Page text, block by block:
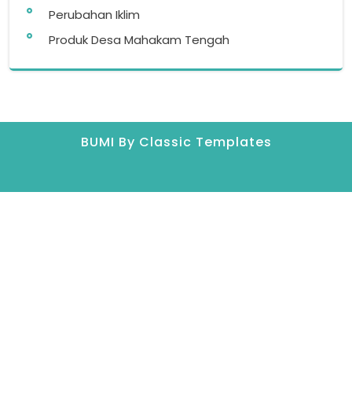
Perubahan Iklim
Produk Desa Mahakam Tengah
BUMI By Classic Templates